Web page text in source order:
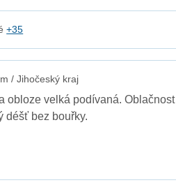
+35
/ Jihočeský kraj
obloze velká podívaná. Oblačnost
déšť bez bouřky.